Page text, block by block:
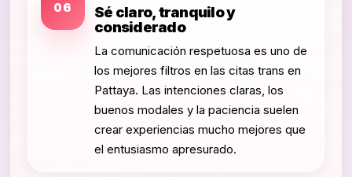
06
Sé claro, tranquilo y
considerado
La comunicación respetuosa es uno de
los mejores filtros en las citas trans en
Pattaya. Las intenciones claras, los
buenos modales y la paciencia suelen
crear experiencias mucho mejores que
el entusiasmo apresurado.